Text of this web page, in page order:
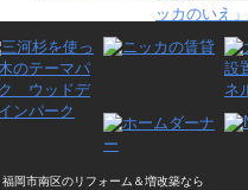
福岡市南区のリフォーム＆増改築なら